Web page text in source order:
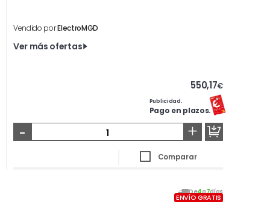
Vendido porElectroMGD
Ver más ofertas
550,17€
Publicidad.
Pago en plazos.
- +
Comparar
De4a7días
ENVÍO GRATIS